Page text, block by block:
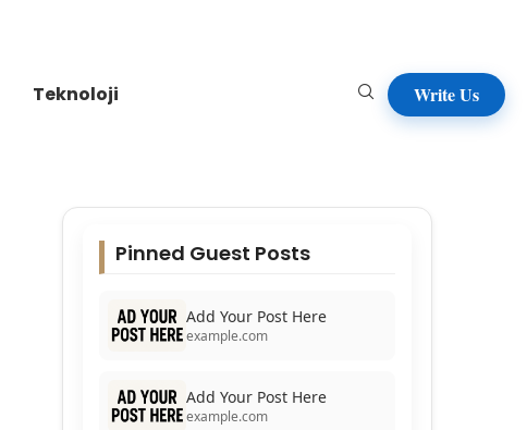
Teknoloji Write Us
Pinned Guest Posts
Add Your Post Here
example.com
Add Your Post Here
example.com